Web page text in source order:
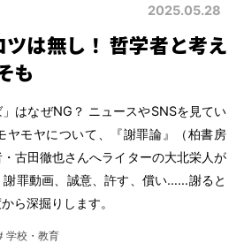
2025.05.28
は無し！ 哲学者と考え
も
」はなぜNG？ ニュースやSNSを見てい
ヤモヤについて、『謝罪論』（柏書房
古田徹也さんへライターの大北栄人が
謝罪動画、誠意、許す、償い……謝ると
ら深掘りします。
学校・教育